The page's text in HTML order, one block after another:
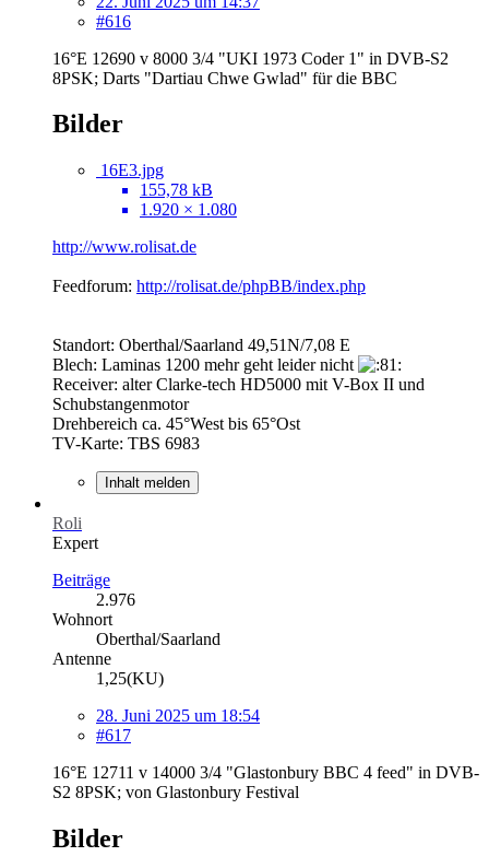
#616
16°E 12690 v 8000 3/4 "UKI 1973 Coder 1" in DVB-S2
8PSK; Darts "Dartiau Chwe Gwlad" für die BBC
Bilder
16E3.jpg
155,78 kB
1.920 × 1.080
http://www.rolisat.de
Feedforum: http://rolisat.de/phpBB/index.php
Standort: Oberthal/Saarland 49,51N/7,08 E
Blech: Laminas 1200 mehr geht leider nicht
Receiver: alter Clarke-tech HD5000 mit V-Box II und
Schubstangenmotor
Drehbereich ca. 45°West bis 65°Ost
TV-Karte: TBS 6983
Inhalt melden
Roli
Expert
Beiträge
2.976
Wohnort
Oberthal/Saarland
Antenne
1,25(KU)
28. Juni 2025 um 18:54
#617
16°E 12711 v 14000 3/4 "Glastonbury BBC 4 feed" in DVB-
S2 8PSK; von Glastonbury Festival
Bilder